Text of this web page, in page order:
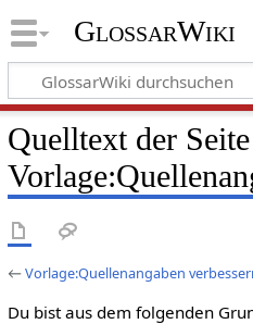
GlossarWiki
Quelltext der Seite
←Vorlage:Quellenangaben
Du bist aus dem folgenden